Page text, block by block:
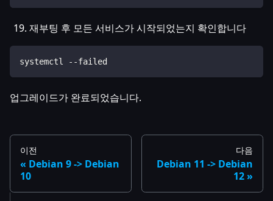
재부팅 후 모든 서비스가 시작되었는지 확인합니다
systemctl --failed
업그레이드가 완료되었습니다.
이전
Debian 9 -> Debian
10
다음
Debian 11 -> Debian
12